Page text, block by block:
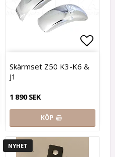
till i favoritlistan
Lägg
Skärmset Z50 K3-K6 &
J1
1 890 SEK
KÖP
NYHET